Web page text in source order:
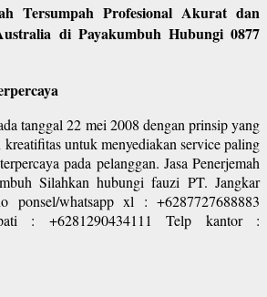
Tersumpah Profesional Akurat dan
di Payakumbuh Hubungi 0877
tanggal 22 mei 2008 dengan prinsip yang
untuk menyediakan service paling
pada pelanggan. Jasa Penerjemah
Silahkan hubungi fauzi PT. Jangkar
whatsapp xl : +6287727688883
: +6281290434111 Telp kantor :